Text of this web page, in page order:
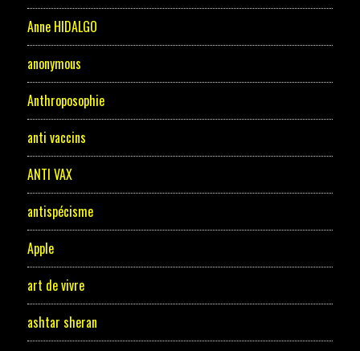
Anne HIDALGO
anonymous
Anthroposophie
anti vaccins
ANTI VAX
antispécisme
Apple
art de vivre
ashtar sheran